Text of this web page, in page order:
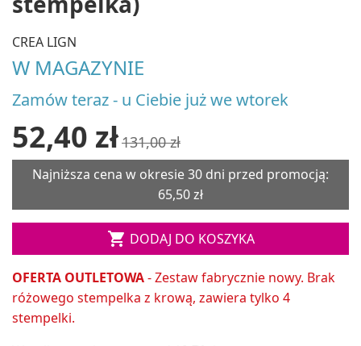
CREA LIGN
W MAGAZYNIE
Zamów teraz - u Ciebie już we wtorek
52,40 zł131,00 zł
Najniższa cena w okresie 30 dni przed promocją:
65,50 zł
 DODAJ DO KOSZYKA
OFERTA OUTLETOWA- Zestaw fabrycznie nowy. Brak
różowego stempelka z krową, zawiera tylko 4
stempelki.